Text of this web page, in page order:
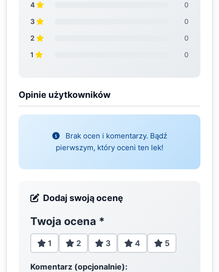
4
0
3
0
2
0
1
0
Opinie użytkowników
Brak ocen i komentarzy. Bądź
pierwszym, który oceni ten lek!
Dodaj swoją ocenę
Twoja ocena *
1 2 3 4 5
Komentarz (opcjonalnie):